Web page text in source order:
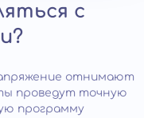
с
отнимают
проведут точную
программу